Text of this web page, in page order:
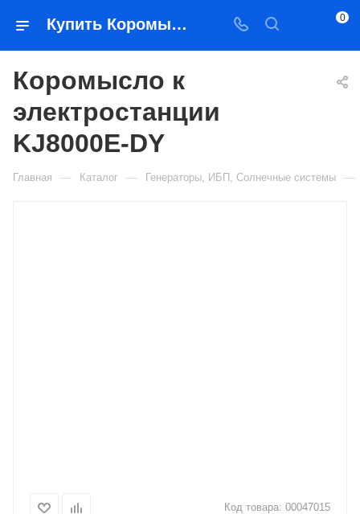
Купить Коромысло к электростанции KJ8000E-DY в Якутске — цена, характеристики, подбор | Востоктехторг 0
Коромысло к
электростанции
KJ8000E-DY
Главная — Каталог — Генераторы, ИБП, Солнечные системы —
Код товара: 00047015